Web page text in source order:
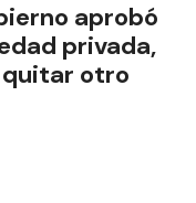
aprobó
privada,
otro